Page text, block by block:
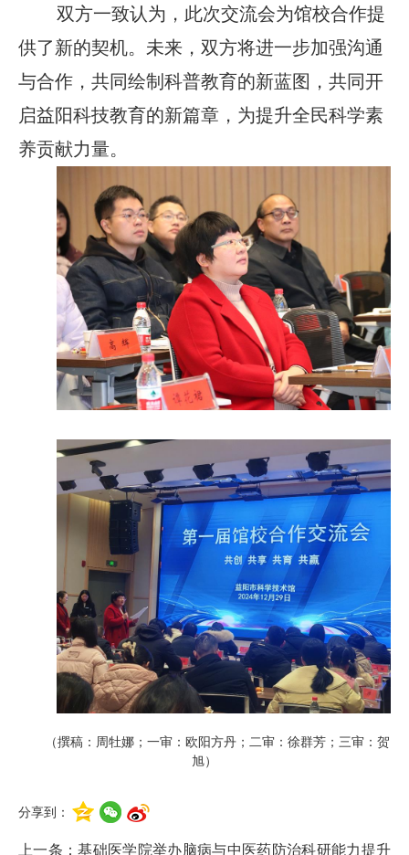
双方一致认为，此次交流会为馆校合作提
供了新的契机。未来，双方将进一步加强沟通
与合作，共同绘制科普教育的新蓝图，共同开
启益阳科技教育的新篇章，为提升全民科学素
养贡献力量。
（撰稿：周牡娜；一审：欧阳方丹；二审：徐群芳；三审：贺
旭）
分享到：
上一条：基础医学院举办脑病与中医药防治科研能力提升